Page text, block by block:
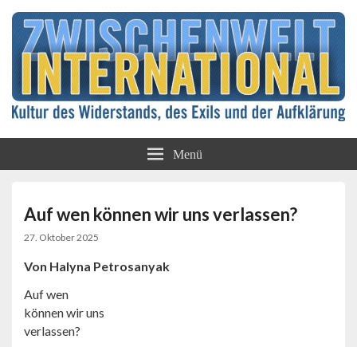
Zwischenwelt
International
Menü
Auf wen können wir uns verlassen?
27. Oktober 2025
Von Halyna Petrosanyak
Auf wen
können wir uns
verlassen?